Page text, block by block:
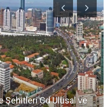
Şehitleri Cd Ulusal ve